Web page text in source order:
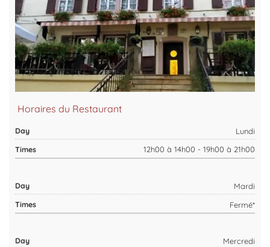
Horaires du Restaurant
Lundi
12h00 à 14h00 - 19h00 à 21h00
Mardi
Fermé*
Mercredi